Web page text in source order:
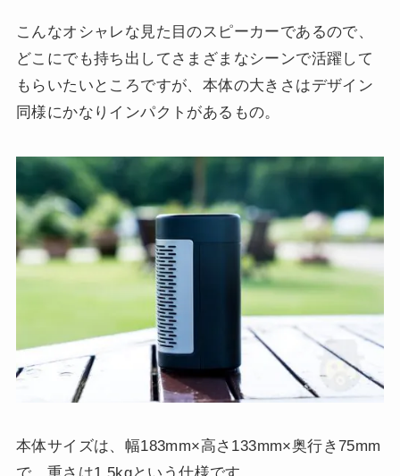
こんなオシャレな見た目のスピーカーであるので、
どこにでも持ち出してさまざまなシーンで活躍して
もらいたいところですが、本体の大きさはデザイン
同様にかなりインパクトがあるもの。
本体サイズは、幅183mm×高さ133mm×奥行き75mm